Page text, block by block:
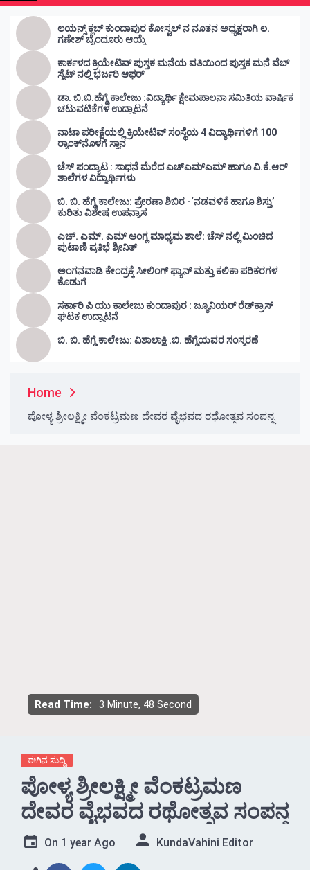
ಲಯನ್ಸ್ ಕ್ಲಬ್ ಕುಂದಾಪುರ ಕೋಸ್ಟಲ್ ನ ನೂತನ ಅಧ್ಯಕ್ಷರಾಗಿ ಲ.
ಗಣೇಶ್ ಬೈಂದೂರು ಆಯ್ಕೆ
ಕಾರ್ಕಳದ ಕ್ರಿಯೇಟಿವ್ ಪುಸ್ತಕ ಮನೆಯ ವತಿಯಿಂದ ಪುಸ್ತಕ ಮನೆ ವೆಬ್
ಸೈಟ್ ನಲ್ಲಿ ಭರ್ಜರಿ ಆಫರ್
ಡಾ. ಬಿ.ಬಿ.ಹೆಗ್ಡೆ ಕಾಲೇಜು :ವಿದ್ಯಾರ್ಥಿ ಕ್ಷೇಮಪಾಲನಾ ಸಮಿತಿಯ ವಾರ್ಷಿಕ
ಚಟುವಟಿಕೆಗಳ ಉದ್ಘಾಟನೆ
ನಾಟಾ ಪರೀಕ್ಷೆಯಲ್ಲಿ ಕ್ರಿಯೇಟಿವ್ ಸಂಸ್ಥೆಯ 4 ವಿದ್ಯಾರ್ಥಿಗಳಿಗೆ 100
ರ‍್ಯಾಂಕ್‌ನೊಳಗೆ ಸ್ಥಾನ
ಚೆಸ್ ಪಂದ್ಯಾಟ : ಸಾಧನೆ ಮೆರೆದ ಎಚ್ಎಮ್ಎಮ್ ಹಾಗೂ ವಿ.ಕೆ.ಆರ್
ಶಾಲೆಗಳ ವಿದ್ಯಾರ್ಥಿಗಳು
ಬಿ. ಬಿ. ಹೆಗ್ಡೆ ಕಾಲೇಜು: ಪ್ರೇರಣಾ ಶಿಬಿರ -‘ನಡವಳಿಕೆ ಹಾಗೂ ಶಿಸ್ತು’
ಕುರಿತು ವಿಶೇಷ ಉಪನ್ಯಾಸ
ಎಚ್. ಎಮ್. ಎಮ್ ಆಂಗ್ಲ ಮಾಧ್ಯಮ ಶಾಲೆ: ಚೆಸ್ ನಲ್ಲಿ ಮಿಂಚಿದ
ಪುಟಾಣಿ ಪ್ರತಿಭೆ ಶ್ರೀನಿತ್
ಅಂಗನವಾಡಿ ಕೇಂದ್ರಕ್ಕೆ ಸೀಲಿಂಗ್ ಫ್ಯಾನ್ ಮತ್ತು ಕಲಿಕಾ ಪರಿಕರಗಳ
ಕೊಡುಗೆ
ಸರ್ಕಾರಿ ಪಿ ಯು ಕಾಲೇಜು ಕುಂದಾಪುರ : ಜ್ಯೂನಿಯರ್‌ ರೆಡ್‌ಕ್ರಾಸ್‌
ಘಟಕ ಉದ್ಘಾಟನೆ
ಬಿ. ಬಿ. ಹೆಗ್ಡೆ ಕಾಲೇಜು: ವಿಶಾಲಾಕ್ಷಿ .ಬಿ. ಹೆಗ್ಡೆಯವರ ಸಂಸ್ಮರಣೆ
Home
ಪೋಳ್ಯ ಶ್ರೀಲಕ್ಷ್ಮೀ ವೆಂಕಟ್ರಮಣ ದೇವರ ವೈಭವದ ರಥೋತ್ಸವ ಸಂಪನ್ನ
Read Time: 3 Minute, 48 Second
ಈಗಿನ ಸುದ್ದಿ
ಪೋಳ್ಯ ಶ್ರೀಲಕ್ಷ್ಮೀ ವೆಂಕಟ್ರಮಣ
ದೇವರ ವೈಭವದ ರಥೋತ್ಸವ ಸಂಪನ್ನ
On 1 year Ago KundaVahini Editor